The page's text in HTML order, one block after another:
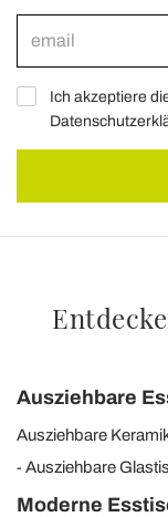
Ich akzeptiere
Ausziehbare
Ausziehbare
Ausziehbare
Moderne